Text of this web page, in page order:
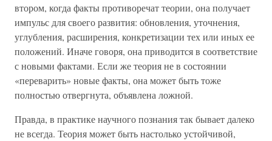
втором, когда факты противоречат теории, она получает
импульс для своего развития: обновления, уточнения,
углубления, расширения, конкретизации тех или иных ее
положений. Иначе говоря, она приводится в соответствие
с новыми фактами. Если же теория не в состоянии
«переварить» новые факты, она может быть тоже
полностью отвергнута, объявлена ложной.
Правда, в практике научного познания так бывает далеко
не всегда. Теория может быть настолько устойчивой,